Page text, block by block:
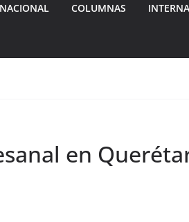
NACIONAL COLUMNAS
en